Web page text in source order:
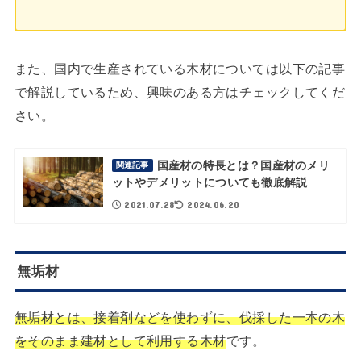
また、国内で生産されている木材については以下の記事
で解説しているため、興味のある方はチェックしてくだ
さい。
関連記事
国産材の特長とは？国産材のメリ
ットやデメリットについても徹底解説
2021.07.28 2024.06.20
無垢材
無垢材とは、接着剤などを使わずに、伐採した一本の木
をそのまま建材として利用する木材です。